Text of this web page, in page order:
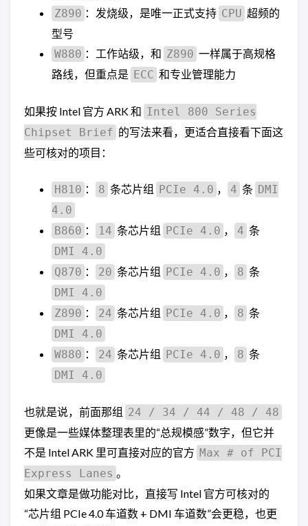
Z890 ：发烧级，是唯一正式支持 CPU 超频的
型号
W880 ：工作站级，和 Z890 一样属于高规格
路线，但重点是 ECC 和专业管理能力
如果按 Intel 官方 ARK 和 Intel 800 Series
Chipset Brief 的写法来看，更适合直接看下面这
些可核对的项目：
H810 ： 8 条芯片组 PCIe 4.0 ， 4 条 DMI
4.0
B860 ： 14 条芯片组 PCIe 4.0 ， 4 条
DMI 4.0
Q870 ： 20 条芯片组 PCIe 4.0 ， 8 条
DMI 4.0
Z890 ： 24 条芯片组 PCIe 4.0 ， 8 条
DMI 4.0
W880 ： 24 条芯片组 PCIe 4.0 ， 8 条
DMI 4.0
也就是说，前面那组 24 / 34 / 44 / 48 / 48
更像是一些媒体整理表里的“总规模感”数字，但它并
不是 Intel ARK 里可直接对应的官方 Max # of PCI
Express Lanes 。
如果文章是做功能对比，直接写 Intel 官方可核对的
“芯片组 PCIe 4.0 车道数 + DMI 车道数”会更稳，也更